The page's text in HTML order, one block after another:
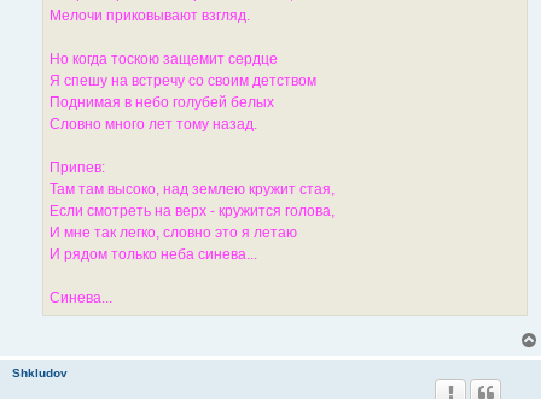
Мелочи приковывают взгляд.
Но когда тоскою защемит сердце
Я спешу на встречу со своим детством
Поднимая в небо голубей белых
Словно много лет тому назад.
Припев:
Там там высоко, над землею кружит стая,
Если смотреть на верх - кружится голова,
И мне так легко, словно это я летаю
И рядом только неба синева...
Синева...
Shkludov